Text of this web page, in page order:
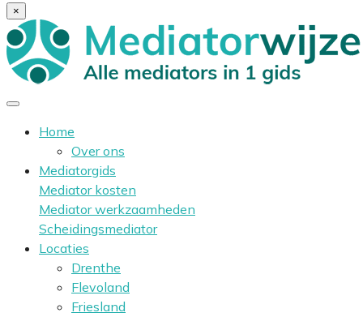
×
Home
Over ons
Mediatorgids
Mediator kosten
Mediator werkzaamheden
Scheidingsmediator
Locaties
Drenthe
Flevoland
Friesland